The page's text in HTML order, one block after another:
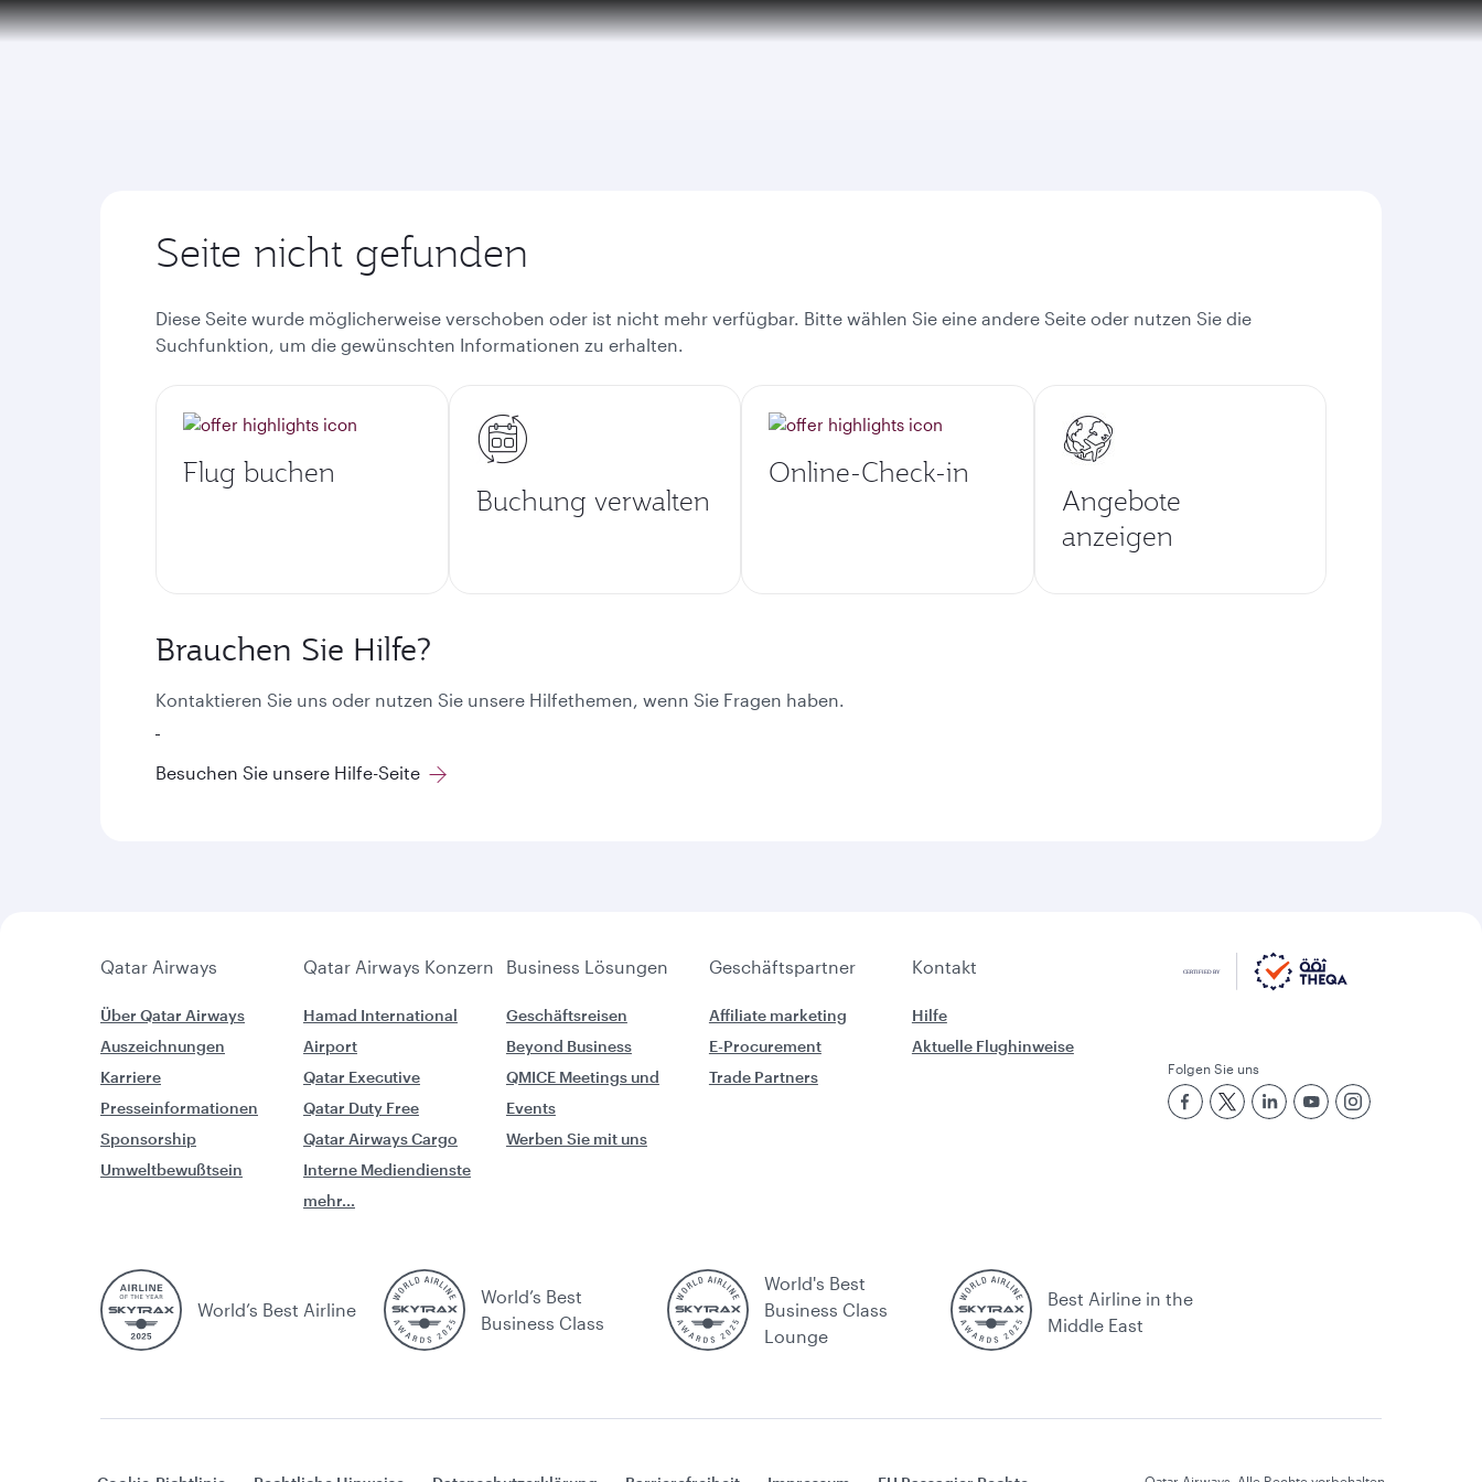
Seite nicht gefunden
Diese Seite wurde möglicherweise verschoben oder ist nicht mehr verfügbar. Bitte wählen Sie eine andere Seite oder nutzen Sie die
Suchfunktion, um die gewünschten Informationen zu erhalten.
Flug buchen
Buchung verwalten
Online-Check-in
Angebote
anzeigen
Brauchen Sie Hilfe?
Kontaktieren Sie uns oder nutzen Sie unsere Hilfethemen, wenn Sie Fragen haben.
Besuchen Sie unsere Hilfe-Seite
Qatar Airways Qatar Airways Konzern Business Lösungen Geschäftspartner Kontakt
Über Qatar Airways
Auszeichnungen
Karriere
Presseinformationen
Sponsorship
Umweltbewußtsein
Hamad International
Airport
Qatar Executive
Qatar Duty Free
Qatar Airways Cargo
Interne Mediendienste
mehr...
Geschäftsreisen
Beyond Business
QMICE Meetings und
Events
Werben Sie mit uns
Affiliate marketing
E-Procurement
Trade Partners
Hilfe
Aktuelle Flughinweise
Folgen Sie uns
World’s Best Airline
World’s Best
Business Class
World's Best
Business Class
Lounge
Best Airline in the
Middle East